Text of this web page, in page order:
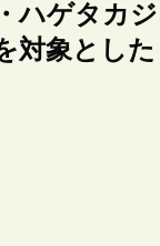
ハゲタカジ
対象とした